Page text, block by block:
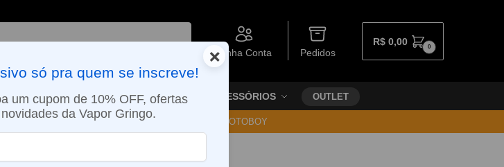
Minha Conta Pedidos
R$ 0,00 0
E-LIQUÍDOS NICOTINA ORAL ACESSÓRIOS OUTLET
A SEX): PEDIDOS APROVADOS ATÉ 15:30 VIA MOTOBOY
×
só pra quem se inscreve!
um cupom de 10% OFF, ofertas
da Vapor Gringo.